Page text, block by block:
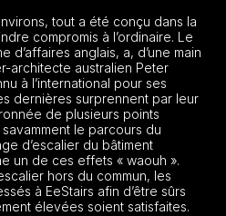
tout a été conçu dans la
compromis à l’ordinaire. Le
d’affaires anglais, a, d’une main
architecte australien Peter
à l’international pour ses
dernières surprennent par leur
de plusieurs points
le parcours du
d’escalier du bâtiment
un de ces effets « waouh ».
hors du commun, les
à EeStairs afin d’être sûrs
élevées soient satisfaites.